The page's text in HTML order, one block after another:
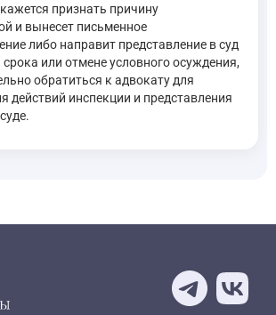
признать причину
и вынесет письменное
либо направит представление в суд
или отмене условного осуждения,
обратиться к адвокату для
действий инспекции и представления